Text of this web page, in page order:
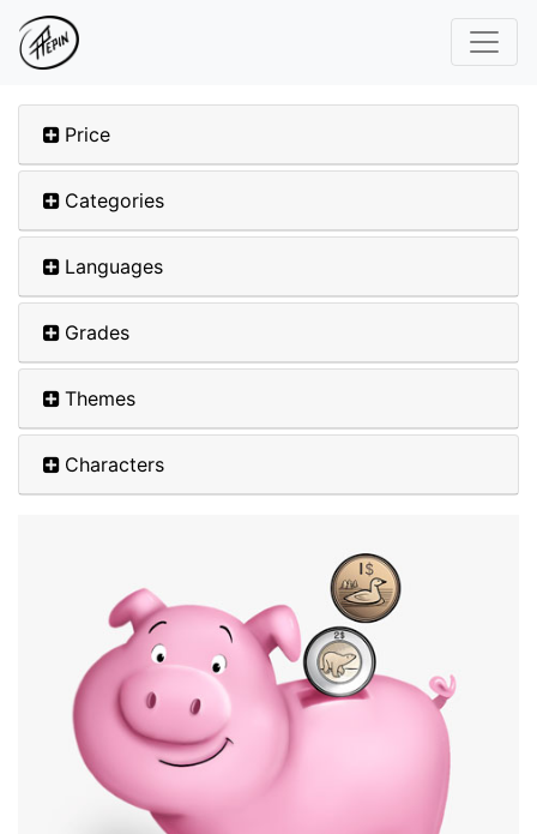
Price
Categories
Languages
Grades
Themes
Characters